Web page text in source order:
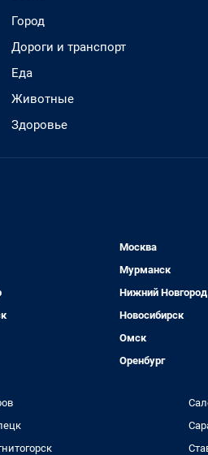
Город
Дороги и транспорт
Еда
Животные
Здоровье
Москва
Мурманск
Нижний Новгород
Новосибирск
Омск
Оренбург